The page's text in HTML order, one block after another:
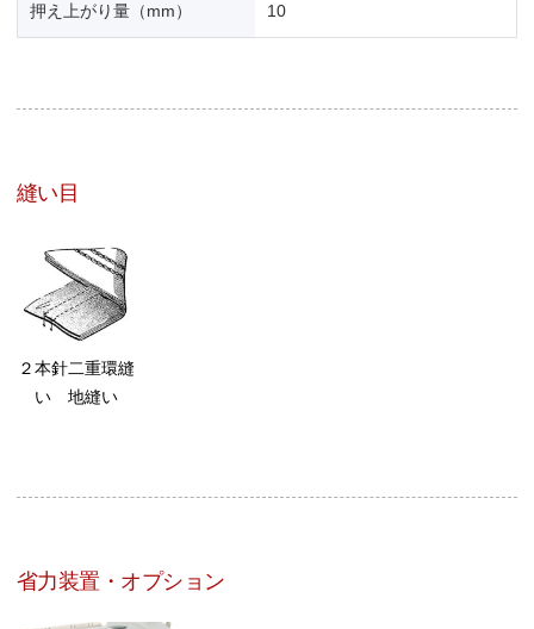
押え上がり量（mm） 10
縫い目
２本針二重環縫
い 地縫い
省力装置・オプション